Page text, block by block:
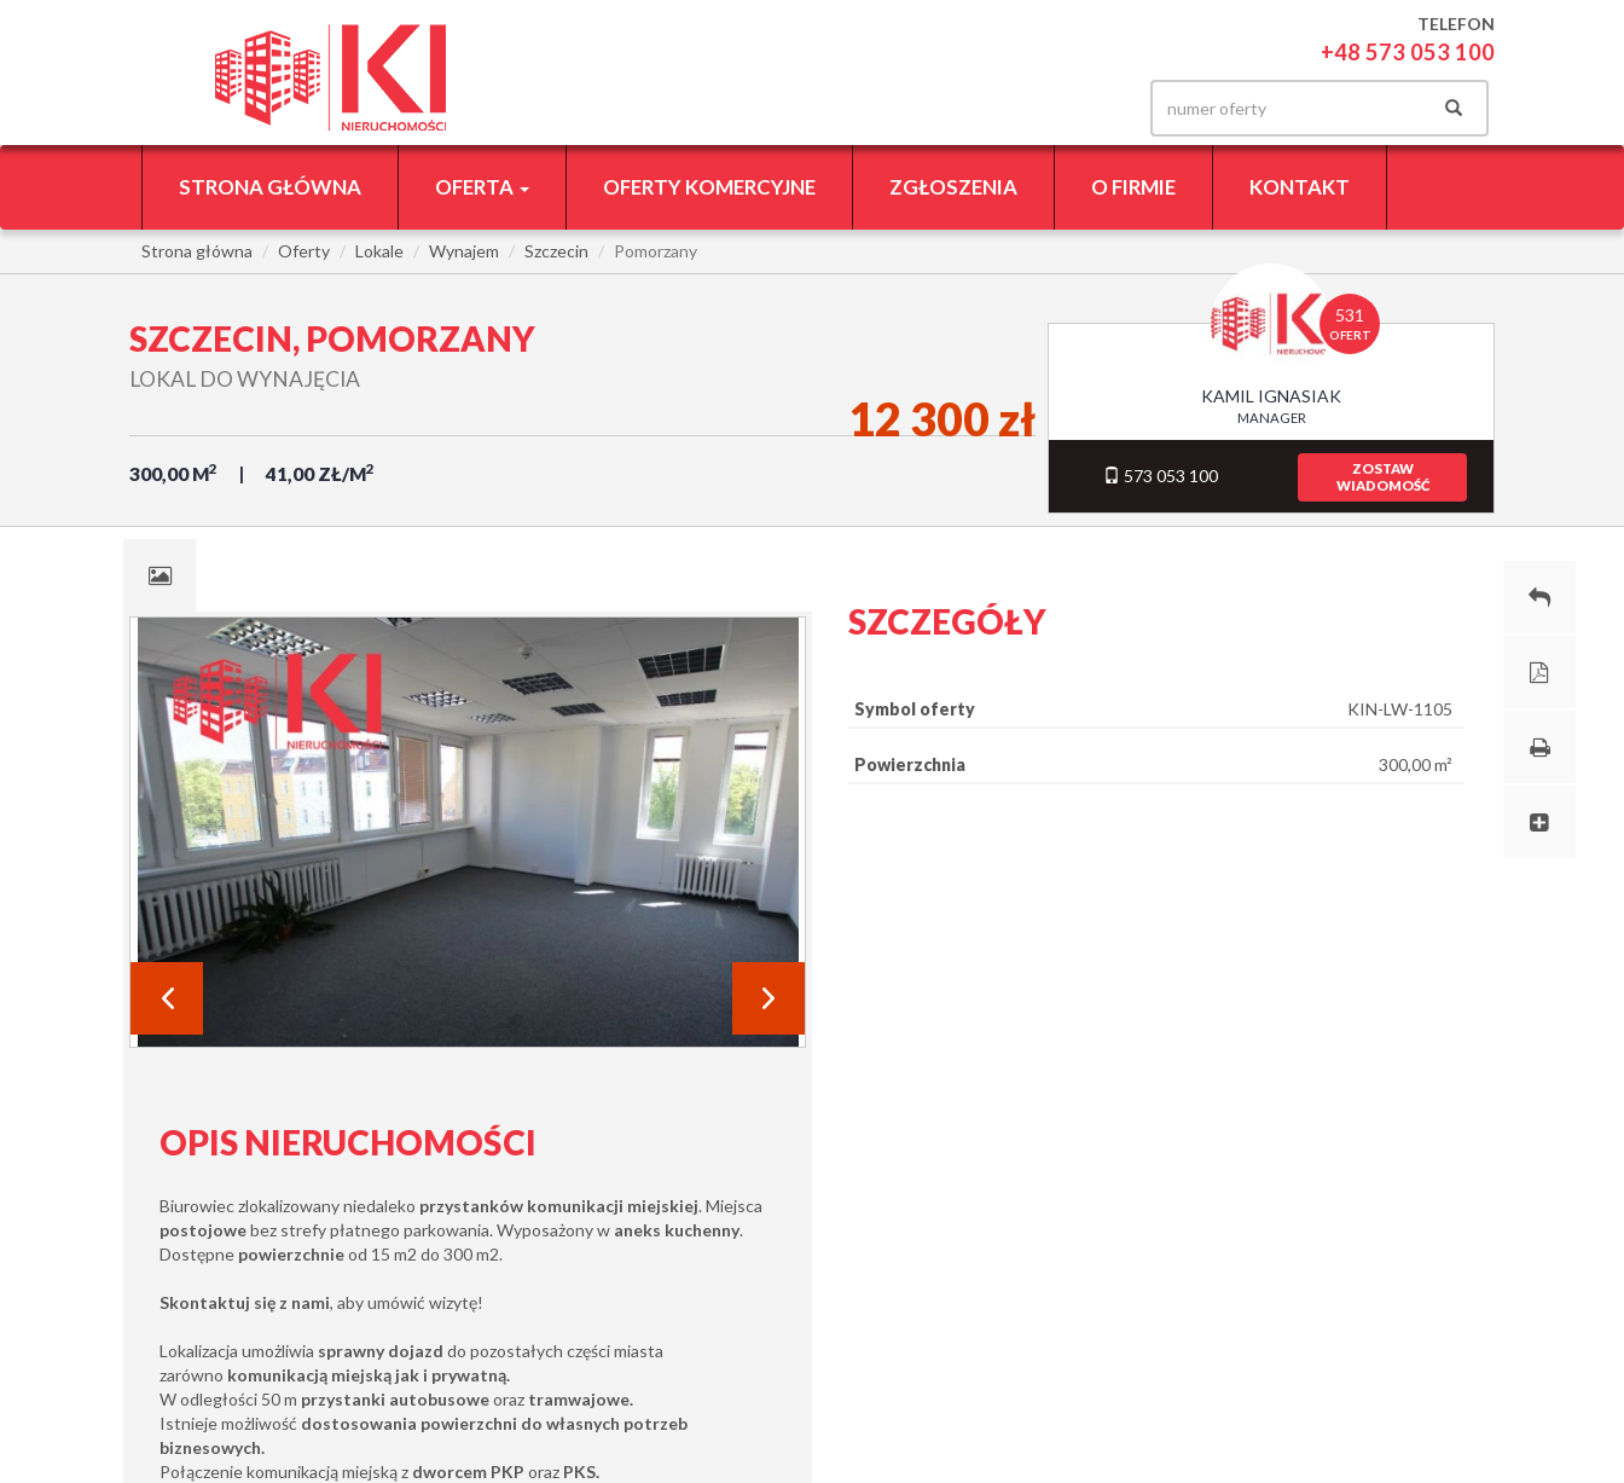
TELEFON
+48 573 053 100
STRONA GŁÓWNA OFERTA OFERTY KOMERCYJNE ZGŁOSZENIA O FIRMIE KONTAKT
Strona główna Oferty Lokale Wynajem Szczecin Pomorzany
SZCZECIN, POMORZANY
LOKAL DO WYNAJĘCIA
300,00 M2 41,00 ZŁ/M2
12 300 zł
531
OFERT
KAMIL IGNASIAK
MANAGER
573 053 100
ZOSTAW
WIADOMOŚĆ
OPIS NIERUCHOMOŚCI
Biurowiec zlokalizowany niedaleko przystanków komunikacji miejskiej. Miejsca
postojowebez strefy płatnego parkowania. Wyposażony w aneks kuchenny.
Dostępne powierzchnieod 15 m2 do 300 m2.
Skontaktuj się z nami, aby umówić wizytę!
Lokalizacja umożliwia sprawny dojazd do pozostałych części miasta
zarówno komunikacją miejską jak i prywatną.
W odległości 50 m przystanki autobusoweoraz tramwajowe.
Istnieje możliwość dostosowania powierzchni do własnych potrzeb
biznesowych.
Połączenie komunikacją miejską z dworcem PKP oraz PKS.
SZCZEGÓŁY
Symbol oferty KIN-LW-1105
Powierzchnia 300,00 m²